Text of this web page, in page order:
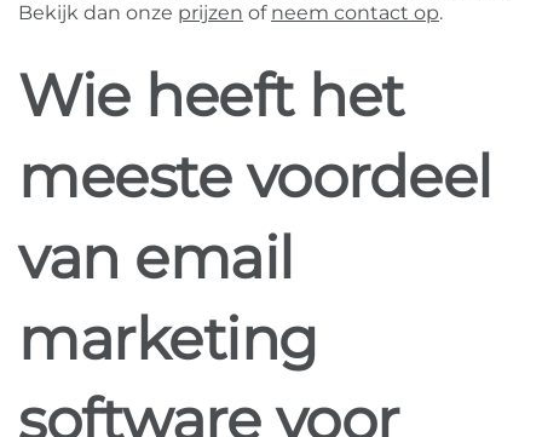
Bekijk dan onze prijzen of neem contact op.
Wie heeft het
meeste voordeel
van email
marketing
software voor